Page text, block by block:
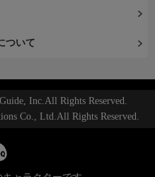
ついて
Inc.All Rights Reserved.
Co., Ltd.All Rights Reserved.